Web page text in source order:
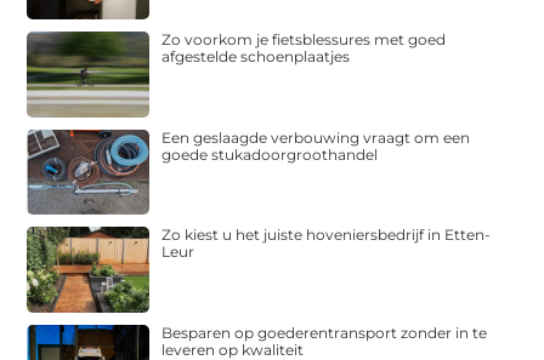
Zo voorkom je fietsblessures met goed
afgestelde schoenplaatjes
Een geslaagde verbouwing vraagt om een
goede stukadoorgroothandel
Zo kiest u het juiste hoveniersbedrijf in Etten-
Leur
Besparen op goederentransport zonder in te
leveren op kwaliteit